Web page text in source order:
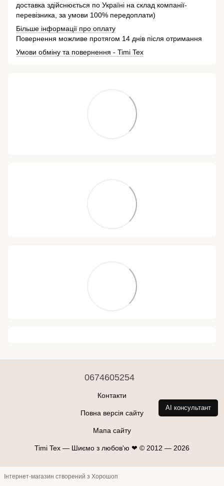
доставка здійснюється по Україні на склад компанії-
перевізника, за умови 100% передоплати)
Більше інформації про оплату
Повернення можливе протягом 14 днів після отримання
Умови обміну та повернення - Timi Tex
0674605254
Контакти
Повна версія сайту
Мапа сайту
Timi Tex — Шиємо з любов'ю ❤ © 2012 — 2026
Інтернет-магазин створений з Хорошоп
AI консультант